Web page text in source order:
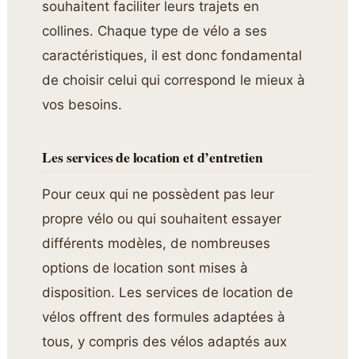
souhaitent faciliter leurs trajets en
collines. Chaque type de vélo a ses
caractéristiques, il est donc fondamental
de choisir celui qui correspond le mieux à
vos besoins.
Les services de location et d’entretien
Pour ceux qui ne possèdent pas leur
propre vélo ou qui souhaitent essayer
différents modèles, de nombreuses
options de location sont mises à
disposition. Les services de location de
vélos offrent des formules adaptées à
tous, y compris des vélos adaptés aux